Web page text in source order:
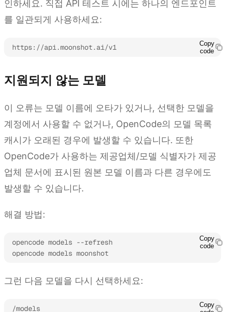
인하세요. 직접 API 테스트 시에는 하나의 엔드포인트
를 일관되게 사용하세요:
https://api.moonshot.ai/v1
Copy
code
지원되지 않는 모델
이 오류는 모델 이름에 오타가 있거나, 선택한 모델을
계정에서 사용할 수 없거나, OpenCode의 모델 목록
캐시가 오래된 경우에 발생할 수 있습니다. 또한
OpenCode가 사용하는 제공업체/모델 식별자가 제공
업체 문서에 표시된 원본 모델 이름과 다른 경우에도
발생할 수 있습니다.
해결 방법:
opencode models --refresh
opencode models moonshot
Copy
code
그런 다음 모델을 다시 선택하세요:
/models
Copy